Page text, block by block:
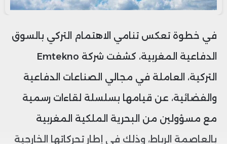
في خطوة تعكس تنامي الاهتمام التركي بالسوق
الدفاعية المغربية، كشفت شركة Emtekno
التركية، العاملة في مجالي الصناعات الدفاعية
والفضائية، عن قيامها بسلسلة لقاءات رسمية
مع مسؤولين من البحرية الملكية المغربية
بالعاصمة الرباط، وذلك في إطار تحركاتها الخارجية